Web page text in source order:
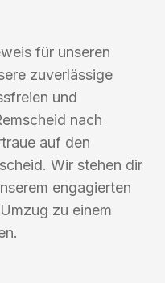
für unseren
zuverlässige
und
nach
auf den
Wir stehen dir
engagierten
zu einem